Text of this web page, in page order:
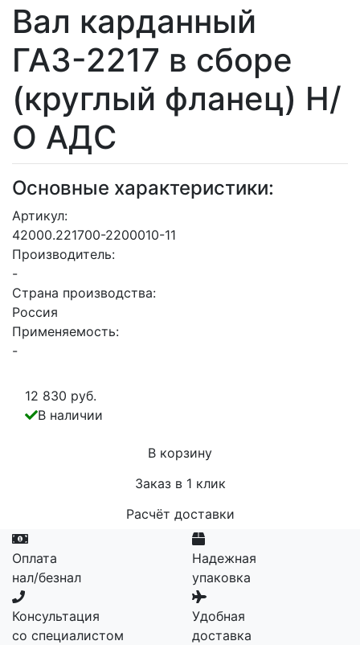
Вал карданный
ГАЗ-2217 в сборе
(круглый фланец) Н/
О АДС
Основные характеристики:
Артикул:
42000.221700-2200010-11
Производитель:
-
Страна производства:
Россия
Применяемость:
-
12 830 руб.
В наличии
В корзину
Заказ в 1 клик
Расчёт доставки
Оплата
нал/безнал
Надежная
упаковка
Консультация
со специалистом
Удобная
доставка